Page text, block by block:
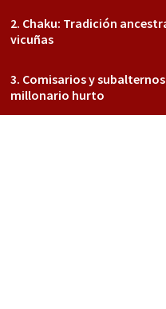
Chaku: Tradición
vicuñas
Comisarios y
millonario hurto